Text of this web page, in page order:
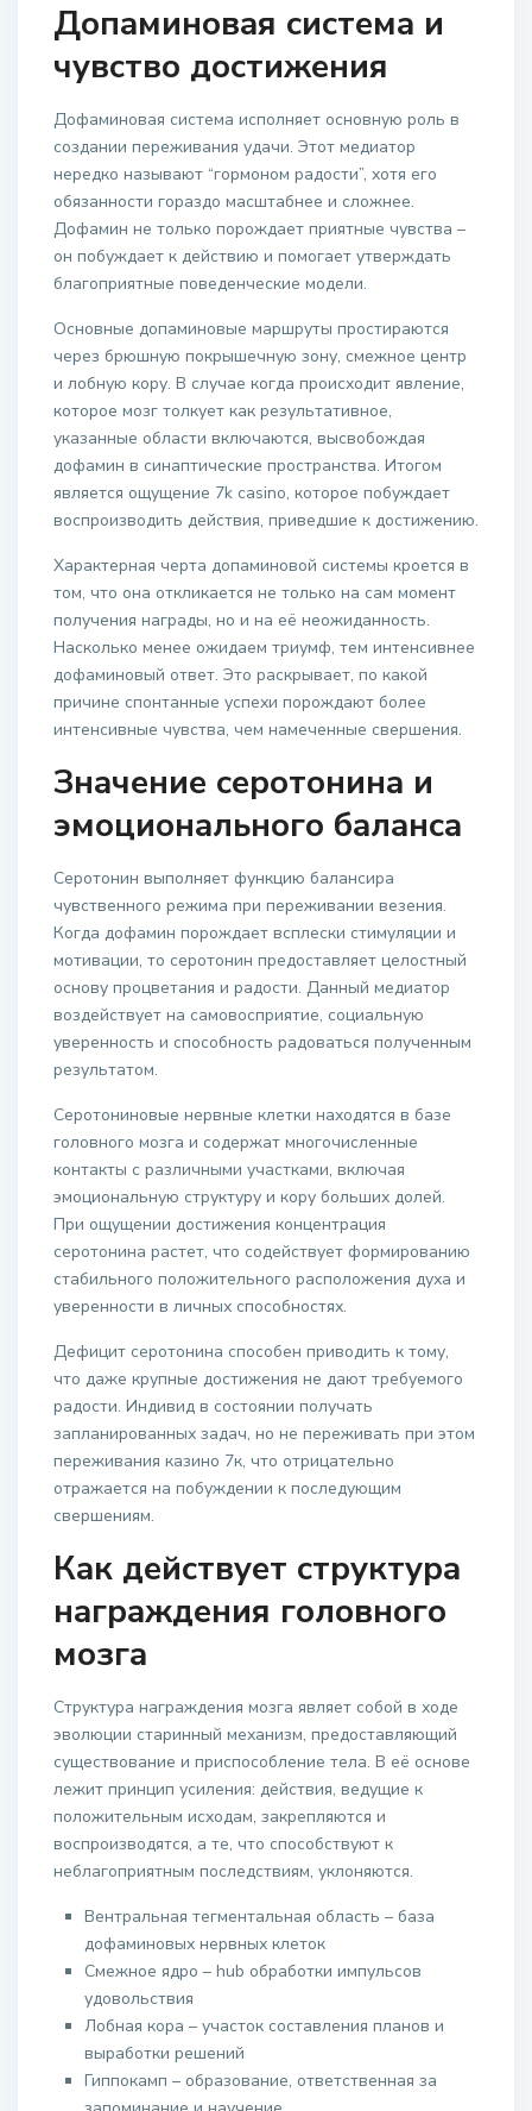
Допаминовая система и
чувство достижения
Дофаминовая система исполняет основную роль в
создании переживания удачи. Этот медиатор
нередко называют “гормоном радости”, хотя его
обязанности гораздо масштабнее и сложнее.
Дофамин не только порождает приятные чувства –
он побуждает к действию и помогает утверждать
благоприятные поведенческие модели.
Основные допаминовые маршруты простираются
через брюшную покрышечную зону, смежное центр
и лобную кору. В случае когда происходит явление,
которое мозг толкует как результативное,
указанные области включаются, высвобождая
дофамин в синаптические пространства. Итогом
является ощущение 7k casino, которое побуждает
воспроизводить действия, приведшие к достижению.
Характерная черта допаминовой системы кроется в
том, что она откликается не только на сам момент
получения награды, но и на её неожиданность.
Насколько менее ожидаем триумф, тем интенсивнее
дофаминовый ответ. Это раскрывает, по какой
причине спонтанные успехи порождают более
интенсивные чувства, чем намеченные свершения.
Значение серотонина и
эмоционального баланса
Серотонин выполняет функцию балансира
чувственного режима при переживании везения.
Когда дофамин порождает всплески стимуляции и
мотивации, то серотонин предоставляет целостный
основу процветания и радости. Данный медиатор
воздействует на самовосприятие, социальную
уверенность и способность радоваться полученным
результатом.
Серотониновые нервные клетки находятся в базе
головного мозга и содержат многочисленные
контакты с различными участками, включая
эмоциональную структуру и кору больших долей.
При ощущении достижения концентрация
серотонина растет, что содействует формированию
стабильного положительного расположения духа и
уверенности в личных способностях.
Дефицит серотонина способен приводить к тому,
что даже крупные достижения не дают требуемого
радости. Индивид в состоянии получать
запланированных задач, но не переживать при этом
переживания казино 7к, что отрицательно
отражается на побуждении к последующим
свершениям.
Как действует структура
награждения головного
мозга
Структура награждения мозга являет собой в ходе
эволюции старинный механизм, предоставляющий
существование и приспособление тела. В её основе
лежит принцип усиления: действия, ведущие к
положительным исходам, закрепляются и
воспроизводятся, а те, что способствуют к
неблагоприятным последствиям, уклоняются.
Вентральная тегментальная область – база
дофаминовых нервных клеток
Смежное ядро – hub обработки импульсов
удовольствия
Лобная кора – участок составления планов и
выработки решений
Гиппокамп – образование, ответственная за